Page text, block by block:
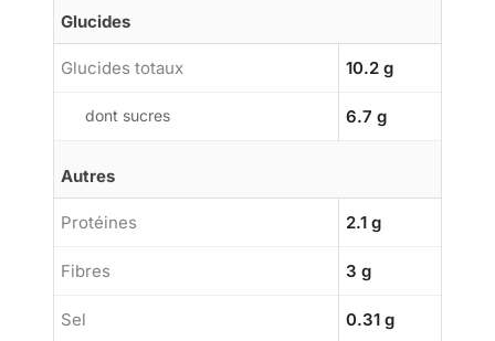
Glucides
Glucides totaux 10.2 g
dont sucres 6.7 g
Autres
Protéines 2.1 g
Fibres 3 g
Sel 0.31 g